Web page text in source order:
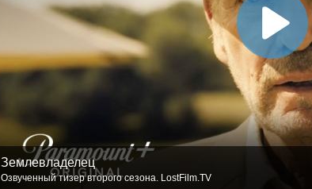
Землевладелец
Озвученный тизер второго сезона. LostFilm.TV